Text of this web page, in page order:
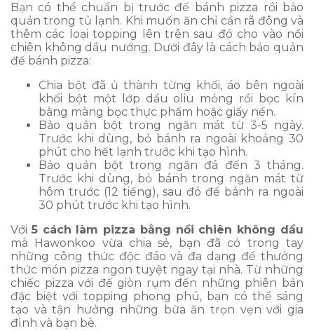
Bạn có thể chuẩn bị trước đế bánh pizza rồi bảo
quản trong tủ lạnh. Khi muốn ăn chỉ cần rã đông và
thêm các loại topping lên trên sau đó cho vào nồi
chiên không dầu nướng. Dưới đây là cách bảo quản
đế bánh pizza:
Chia bột đã ủ thành từng khối, áo bên ngoài
khối bột một lớp dầu oliu mỏng rồi bọc kín
bằng màng bọc thực phẩm hoặc giấy nến.
Bảo quản bột trong ngăn mát từ 3-5 ngày.
Trước khi dùng, bỏ bánh ra ngoài khoảng 30
phút cho hết lạnh trước khi tạo hình.
Bảo quản bột trong ngăn đá đến 3 tháng.
Trước khi dùng, bỏ bánh trong ngăn mát từ
hôm trước (12 tiếng), sau đó để bánh ra ngoài
30 phút trước khi tạo hình.
Với 5 cách làm pizza bằng nồi chiên không dầu
mà Hawonkoo vừa chia sẻ, bạn đã có trong tay
những công thức độc đáo và đa dạng để thưởng
thức món pizza ngon tuyệt ngay tại nhà. Từ những
chiếc pizza với đế giòn rụm đến những phiên bản
đặc biệt với topping phong phú, bạn có thể sáng
tạo và tận hưởng những bữa ăn trọn vẹn với gia
đình và bạn bè.